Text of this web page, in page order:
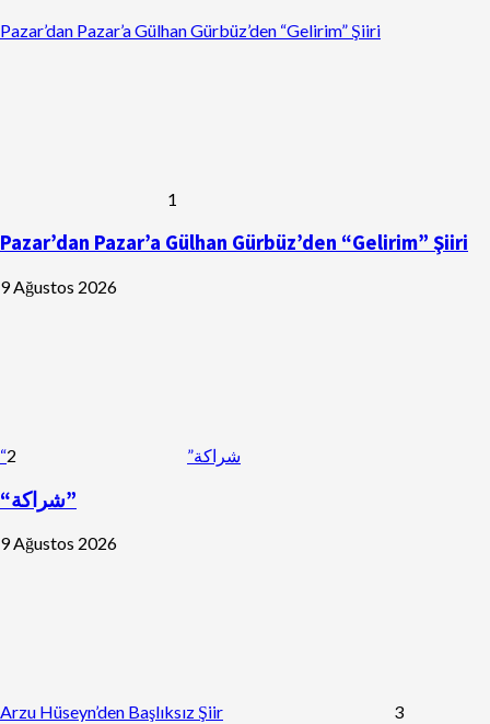
Pazar’dan Pazar’a Gülhan Gürbüz’den “Gelirim” Şiiri
1
Pazar’dan Pazar’a Gülhan Gürbüz’den “Gelirim” Şiiri
9 Ağustos 2026
“شراكة” 2
“شراكة”
9 Ağustos 2026
Arzu Hüseyn’den Başlıksız Şiir 3